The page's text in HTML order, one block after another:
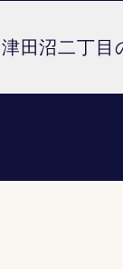
田沼二丁目